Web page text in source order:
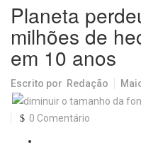
Planeta
milhões de
em 10 anos
Escrito por Redação
0 Comentário